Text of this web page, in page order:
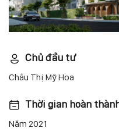
Chủ đầu tư
Châu Thị Mỹ Hoa
Thời gian hoàn
Năm 2021